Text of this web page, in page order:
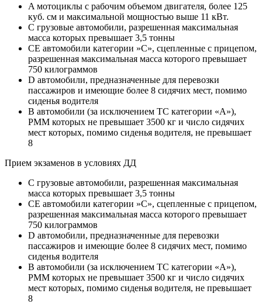
A мотоциклы с рабочим объемом двигателя, более 125
куб. см и максимальной мощностью выше 11 кВт.
C грузовые автомобили, разрешенная максимальная
масса которых превышает 3,5 тонны
CE автомобили категории »С», сцепленные с прицепом,
разрешенная максимальная масса которого превышает
750 килограммов
D автомобили, предназначенные для перевозки
пассажиров и имеющие более 8 сидячих мест, помимо
сиденья водителя
B автомобили (за исключением ТС категории «A»),
РММ которых не превышает 3500 кг и число сидячих
мест которых, помимо сиденья водителя, не превышает
8
Прием экзаменов в условиях ДД
C грузовые автомобили, разрешенная максимальная
масса которых превышает 3,5 тонны
CE автомобили категории »С», сцепленные с прицепом,
разрешенная максимальная масса которого превышает
750 килограммов
D автомобили, предназначенные для перевозки
пассажиров и имеющие более 8 сидячих мест, помимо
сиденья водителя
B автомобили (за исключением ТС категории «A»),
РММ которых не превышает 3500 кг и число сидячих
мест которых, помимо сиденья водителя, не превышает
8